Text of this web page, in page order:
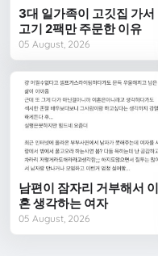
3대 일가족이 고깃집 가서
고기 2팩만 주문한 이유
05 August, 2026
남편이 잠자리 거부해서 이
혼 생각하는 여자
05 August, 2026